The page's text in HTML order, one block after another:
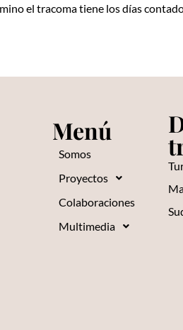
el tracoma tiene los días
Menú
Somos
Proyectos
Colaboraciones
Multimedia